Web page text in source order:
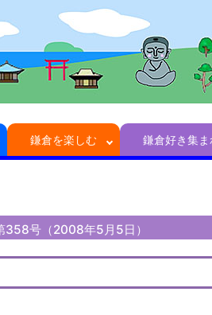
鎌倉を楽しむ 鎌倉好き集ま
358号（2008年5月5日）